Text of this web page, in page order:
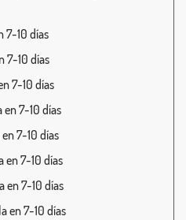
7-10 días
7-10 días
7-10 días
7-10 días
7-10 días
7-10 días
en 7-10 días
en 7-10 días